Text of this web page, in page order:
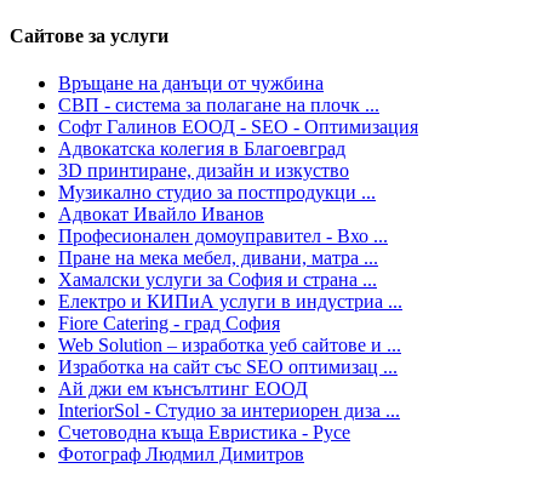
Сайтове за услуги
Връщане на данъци от чужбина
СВП - система за полагане на плочк ...
Софт Галинов ЕООД - SEO - Oптимизация
Адвокатска колегия в Благоевград
3D принтиране, дизайн и изкуство
Музикално студио за постпродукци ...
Адвокат Ивайло Иванов
Професионален домоуправител - Вхо ...
Пране на мека мебел, дивани, матра ...
Хамалски услуги за София и страна ...
Eлектро и КИПиА услуги в индустриа ...
Fiore Catering - град София
Web Solution – изработка уеб сайтове и ...
Изработка на сайт със SEO оптимизац ...
Ай джи ем кънсълтинг ЕООД
InteriorSol - Студио за интериорен диза ...
Счетоводна къща Евристика - Русе
Фотограф Людмил Димитров